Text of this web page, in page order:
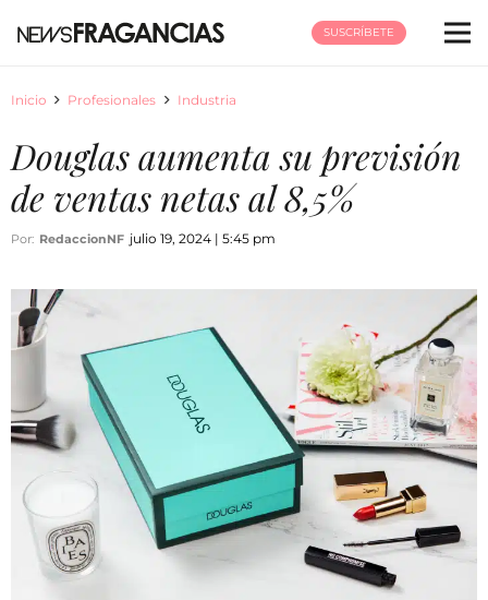
SUSCRÍBETE
Inicio Profesionales Industria
Douglas aumenta su previsión
de ventas netas al 8,5%
Por: RedaccionNF julio 19, 2024 | 5:45 pm